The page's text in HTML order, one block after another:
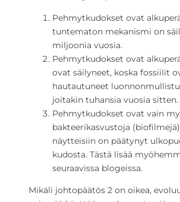
Pehmytkudokset ovat
tuntematon mekanismi on
miljoonia vuosia.
Pehmytkudokset ovat
ovat säilyneet, koska fossiilit
hautautuneet
joitakin tuhansia vuosia sitten.
Pehmytkudokset ovat vain
bakteerikasvustoja
näytteisiin on päätynyt
kudosta. Tästä lisää
seuraavissa blogeissa.
Mikäli johtopäätös 2 on oikea,